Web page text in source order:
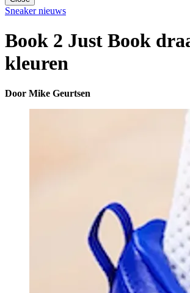
Sneaker nieuws
Book 2 Just Book
kleuren
Door Mike Geurtsen